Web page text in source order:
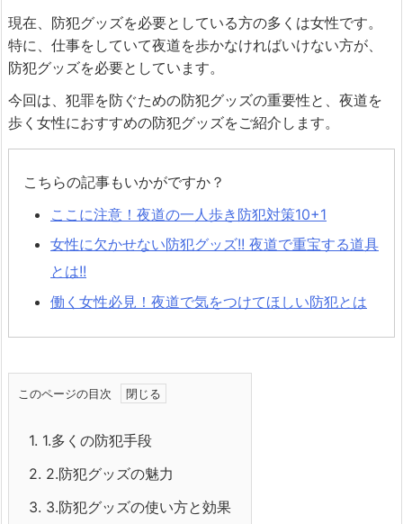
現在、防犯グッズを必要としている方の多くは女性です。
特に、仕事をしていて夜道を歩かなければいけない方が、
防犯グッズを必要としています。
今回は、犯罪を防ぐための防犯グッズの重要性と、夜道を
歩く女性におすすめの防犯グッズをご紹介します。
こちらの記事もいかがですか？
ここに注意！夜道の一人歩き防犯対策10+1
女性に欠かせない防犯グッズ!! 夜道で重宝する道具
とは!!
働く女性必見！夜道で気をつけてほしい防犯とは
このページの目次
1. 1.多くの防犯手段
2. 2.防犯グッズの魅力
3. 3.防犯グッズの使い方と効果